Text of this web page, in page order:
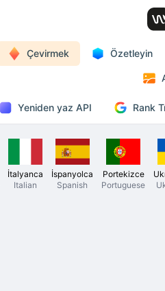
Çevirmek Özetleyin
Yeniden yaz API Rank
İtalyanca
Italian
İspanyolca
Spanish
Portekizce
Portuguese